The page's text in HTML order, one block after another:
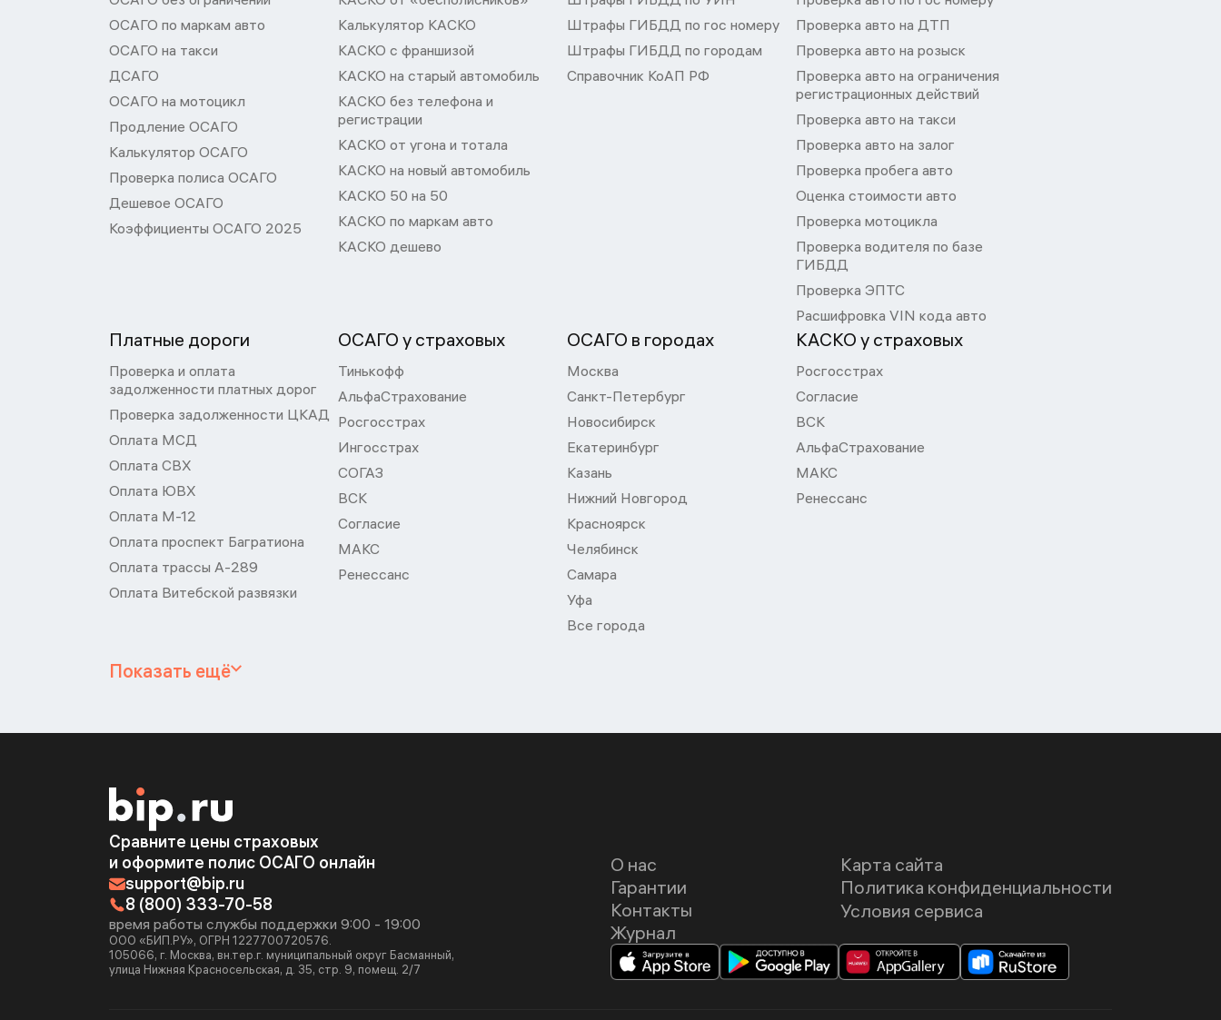
ОСАГО по маркам авто
ОСАГО на такси
ДСАГО
ОСАГО на мотоцикл
Продление ОСАГО
Калькулятор ОСАГО
Проверка полиса ОСАГО
Дешевое ОСАГО
Коэффициенты ОСАГО 2025
Калькулятор КАСКО
КАСКО с франшизой
КАСКО на старый автомобиль
КАСКО без телефона и
регистрации
КАСКО от угона и тотала
КАСКО на новый автомобиль
КАСКО 50 на 50
КАСКО по маркам авто
КАСКО дешево
Штрафы ГИБДД по гос номеру
Штрафы ГИБДД по городам
Справочник КоАП РФ
Проверка авто на ДТП
Проверка авто на розыск
Проверка авто на ограничения
регистрационных действий
Проверка авто на такси
Проверка авто на залог
Проверка пробега авто
Оценка стоимости авто
Проверка мотоцикла
Проверка водителя по базе
ГИБДД
Проверка ЭПТС
Расшифровка VIN кода авто
Платные дороги
Проверка и оплата
задолженности платных дорог
Проверка задолженности ЦКАД
Оплата МСД
Оплата СВХ
Оплата ЮВХ
Оплата М-12
Оплата проспект Багратиона
Оплата трассы А-289
Оплата Витебской развязки
ОСАГО у страховых
Тинькофф
АльфаСтрахование
Росгосстрах
Ингосстрах
СОГАЗ
ВСК
Согласие
МАКС
Ренессанс
ОСАГО в городах
Москва
Санкт-Петербург
Новосибирск
Екатеринбург
Казань
Нижний Новгород
Красноярск
Челябинск
Самара
Уфа
Все города
КАСКО у страховых
Росгосстрах
Согласие
ВСК
АльфаСтрахование
МАКС
Ренессанс
Показать ещё
Сравните цены страховых
и оформите полис ОСАГО онлайн
support@bip.ru
8 (800) 333-70-58
время работы службы поддержки 9:00 - 19:00
ООО «БИП.РУ», ОГРН 1227700720576.
105066, г. Москва, вн.тер.г. муниципальный округ Басманный,
улица Нижняя Красносельская, д. 35, стр. 9, помещ. 2/7
О нас
Гарантии
Контакты
Журнал
Карта сайта
Политика конфиденциальности
Условия сервиса